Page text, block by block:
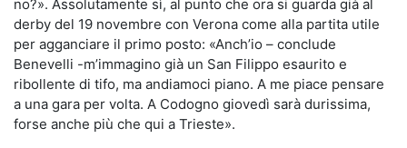
no?». Assolutamente sì, al punto che ora si guarda già al
derby del 19 novembre con Verona come alla partita utile
per agganciare il primo posto: «Anch’io – conclude
Benevelli -m’immagino già un San Filippo esaurito e
ribollente di tifo, ma andiamoci piano. A me piace pensare
a una gara per volta. A Codogno giovedì sarà durissima,
forse anche più che qui a Trieste».